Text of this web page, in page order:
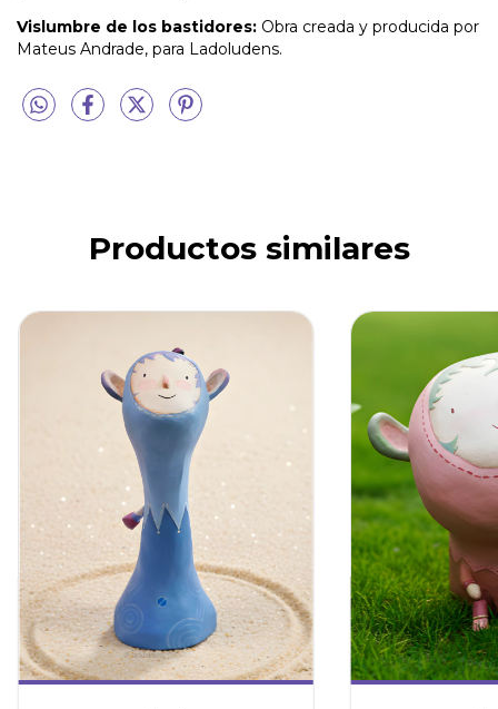
Vislumbre de los bastidores: Obra creada y producida por
Mateus Andrade, para Ladoludens.
Productos similares